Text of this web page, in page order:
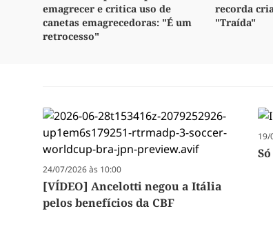
emagrecer e critica uso de
canetas emagrecedoras: "É um
retrocesso"
recorda
"Traída"
24/07/2026 às 10:00
[VÍDEO] Ancelotti negou a Itália
pelos benefícios da CBF
19/